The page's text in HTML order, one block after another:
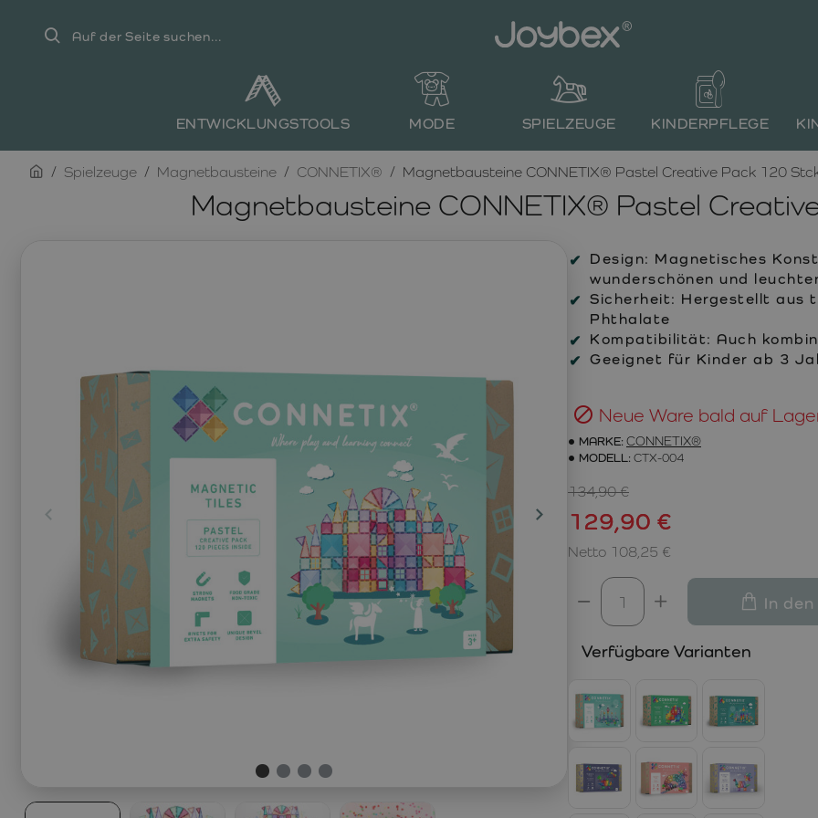
Auf
ENTWICKLUNGSTOOLS MODE SPIELZEUGE KINDERPFLEGE
Magnetbausteine CONNETIX® Pastel
homeSpielzeuge Magnetbausteine CONNETIX® Magnetbausteine CONNETIX® Pastel Creative Pack 120
Design: Magnetisches
wunderschönen und
Sicherheit: Hergestellt aus
Phthalate
Kompatibilität: Auch
Geeignet für Kinder ab 3
Neue Ware bald auf
MARKE: CONNETIX®
MODELL: CTX-004
129,90 €
134,90 €
Netto 108,25 €
In
Verfügbare Varianten